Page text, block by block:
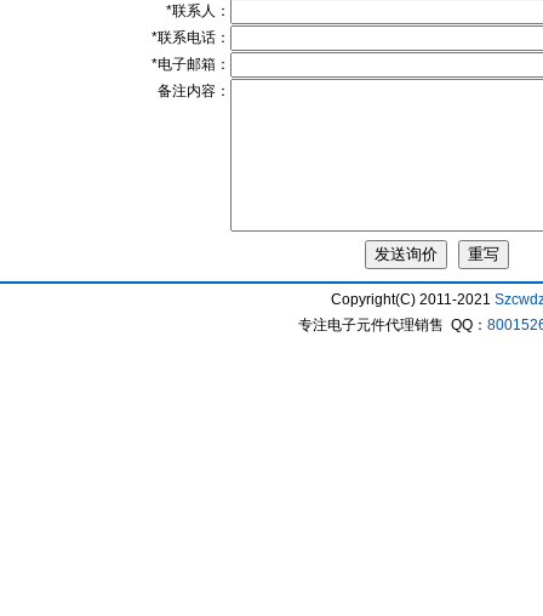
*联系人：
*联系电话：
*电子邮箱：
备注内容：
Copyright(C) 2011-2021
专注电子元件代理销售 QQ：